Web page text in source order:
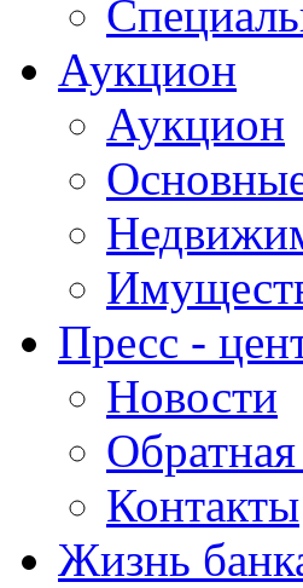
Аукцион
Аукцион
Пресс -
Новости
Обратная
Контакты
Жизнь